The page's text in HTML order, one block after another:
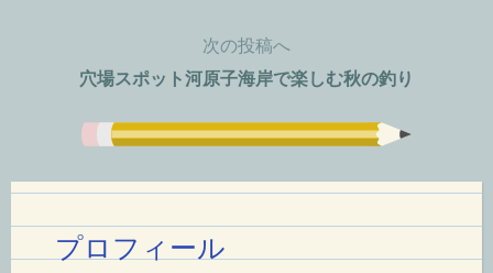
ー
次の投稿へ
穴場スポット河原子海岸で楽しむ秋の釣り
プロフィール